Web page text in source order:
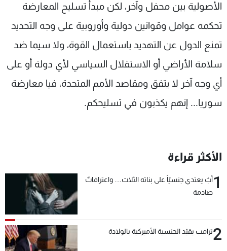
الأصولية بين محفل وآخر، لكن مبدأ تسليح المعارضة
تحكمه عوامل وقوانين دولية وأوروبية على وجه التحديد
تمنع الدول عن التهديد باستعمال القوة، ولا سيما ضد
سلامة الأراضي أو الاستقلال السياسي لأي دولة أو على
أي وجه آخر لا يتفق ومقاصد الأمم المتحدة، فيا معارضة
سوريا... إنهم يكذبون في تسليحكم.
الأكثر قراءة
1أبٌ يعتدي جنسيّاً على بناته الثلاث… واعترافاتٌ
صادمة
2ترامب يقيّد الجنسية الأميركية بالولادة